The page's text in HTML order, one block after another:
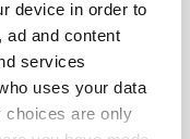
device in order to
ad and content
services
uses your data
choices are only